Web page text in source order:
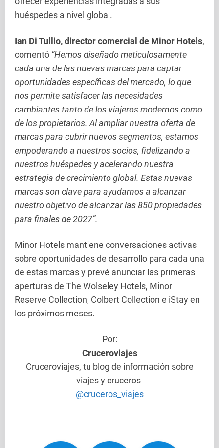
huéspedes a nivel global.
Ian Di Tullio, director comercial de Minor Hotels,
comentó “Hemos diseñado meticulosamente
cada una de las nuevas marcas para captar
oportunidades específicas del mercado, lo que
nos permite satisfacer las necesidades
cambiantes tanto de los viajeros modernos como
de los propietarios. Al ampliar nuestra oferta de
marcas para cubrir nuevos segmentos, estamos
empoderando a nuestros socios, fidelizando a
nuestros huéspedes y acelerando nuestra
estrategia de crecimiento global. Estas nuevas
marcas son clave para ayudarnos a alcanzar
nuestro objetivo de alcanzar las 850 propiedades
para finales de 2027”.
Minor Hotels mantiene conversaciones activas
sobre oportunidades de desarrollo para cada una
de estas marcas y prevé anunciar las primeras
aperturas de The Wolseley Hotels, Minor
Reserve Collection, Colbert Collection e iStay en
los próximos meses.
Por:
Cruceroviajes
Cruceroviajes, tu blog de información sobre
viajes y cruceros
@cruceros_viajes